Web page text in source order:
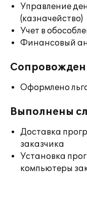
Управление
(казначейство)
Учет в
Финансовый
Оформлено
Выполнены
Доставка
заказчика
Установка
компьютеры